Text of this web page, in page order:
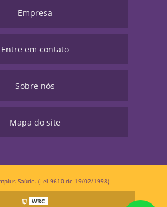
Empresa
Entre em contato
Sobre nós
Mapa do site
Saúde. (Lei 9610 de 19/02/1998)
W3C